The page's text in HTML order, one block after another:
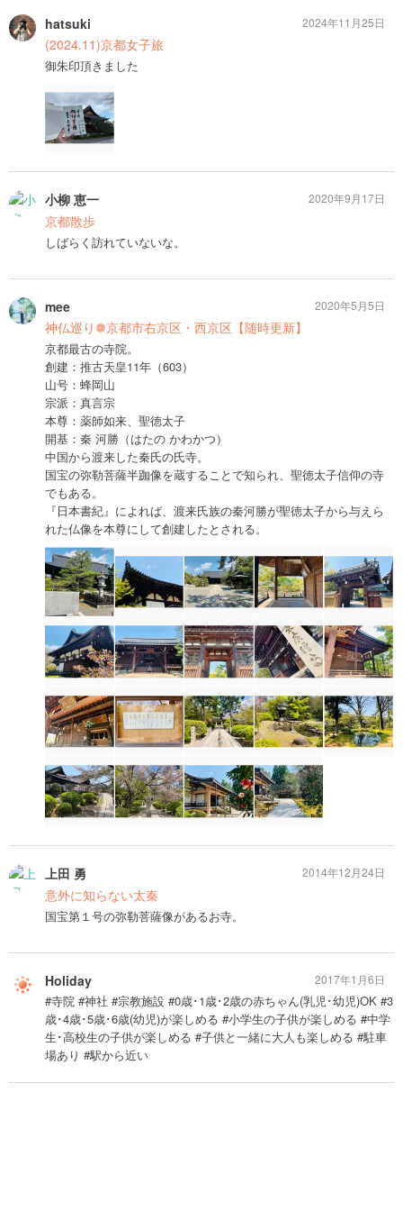
hatsuki
(2024.11)京都女子旅
御朱印頂きました
2024年11月25日
小柳 恵一
京都散歩
しばらく訪れていないな。
2020年9月17日
mee
神仏巡り❁京都市右京区・西京区【随時更新】
京都最古の寺院。
創建：推古天皇11年（603）
山号：蜂岡山
宗派：真言宗
本尊：薬師如来、聖徳太子
開基：秦 河勝（はたの かわかつ）
中国から渡来した秦氏の氏寺。
国宝の弥勒菩薩半跏像を蔵することで知られ、聖徳太子信仰の寺
でもある。
『日本書紀』によれば、渡来氏族の秦河勝が聖徳太子から与えら
れた仏像を本尊にして創建したとされる。
2020年5月5日
上田 勇
意外に知らない太秦
国宝第１号の弥勒菩薩像があるお寺。
2014年12月24日
Holiday
#寺院 #神社 #宗教施設 #0歳･1歳･2歳の赤ちゃん(乳児･幼児)OK #3
歳･4歳･5歳･6歳(幼児)が楽しめる #小学生の子供が楽しめる #中学
生･高校生の子供が楽しめる #子供と一緒に大人も楽しめる #駐車
場あり #駅から近い
2017年1月6日